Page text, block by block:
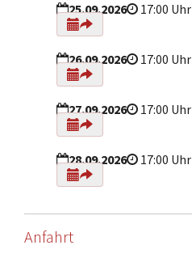
25.09.2026 17:00 Uhr
26.09.2026 17:00 Uhr
27.09.2026 17:00 Uhr
28.09.2026 17:00 Uhr
Anfahrt